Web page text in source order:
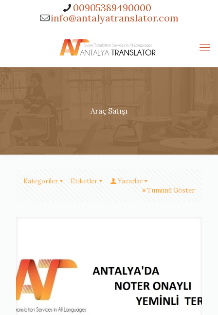
00905389490000
info@antalyatranslator.com
Araç Satışı
Kategoriler Etiketler
Yazarlar
Tümünü Göster